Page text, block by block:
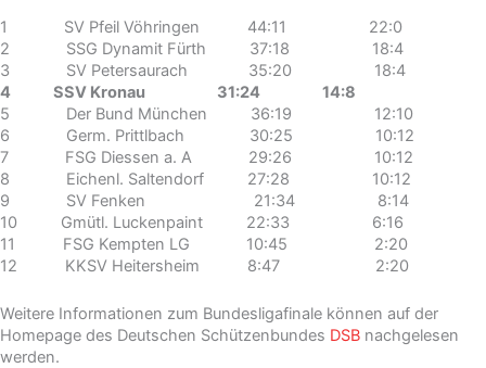
1 SV Pfeil Vöhringen 44:11 22:0
2 SSG Dynamit Fürth 37:18 18:4
3 SV Petersaurach 35:20 18:4
4 SSV Kronau 31:24 14:8
5 Der Bund München 36:19 12:10
6 Germ. Prittlbach 30:25 10:12
7 FSG Diessen a. A 29:26 10:12
8 Eichenl. Saltendorf 27:28 10:12
9 SV Fenken 21:34 8:14
10 Gmütl. Luckenpaint 22:33 6:16
11 FSG Kempten LG 10:45 2:20
12 KKSV Heitersheim 8:47 2:20
Weitere Informationen zum Bundesligafinale können auf der
Homepage des Deutschen Schützenbundes DSB nachgelesen
werden.